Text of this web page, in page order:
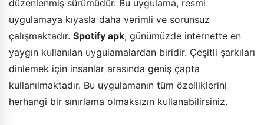
düzenlenmiş sürümüdür. Bu uygulama, resmi
uygulamaya kıyasla daha verimli ve sorunsuz
çalışmaktadır. Spotify apk, günümüzde internette en
yaygın kullanılan uygulamalardan biridir. Çeşitli şarkıları
dinlemek için insanlar arasında geniş çapta
kullanılmaktadır. Bu uygulamanın tüm özelliklerini
herhangi bir sınırlama olmaksızın kullanabilirsiniz.